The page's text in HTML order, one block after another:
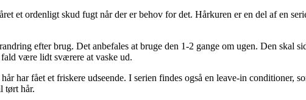
et ordenligt skud fugt når der er behov for det. Hårkuren er en del af en
efter brug. Det anbefales at bruge den 1-2 gange om ugen. Den skal
være lidt sværere at vaske ud.
har fået et friskere udseende. I serien findes også en leave-in conditioner,
tørt hår.